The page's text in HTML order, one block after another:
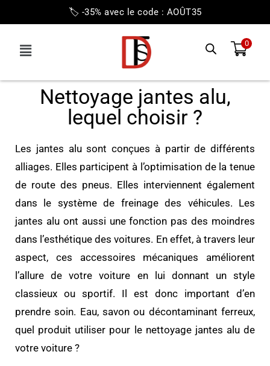
🏷️ -35% avec le code : AOÛT35
0
Nettoyage jantes alu,
lequel choisir ?
Les jantes alu sont conçues à partir de différents
alliages. Elles participent à l’optimisation de la tenue
de route des pneus. Elles interviennent également
dans le système de freinage des véhicules. Les
jantes alu ont aussi une fonction pas des moindres
dans l’esthétique des voitures. En effet, à travers leur
aspect, ces accessoires mécaniques améliorent
l’allure de votre voiture en lui donnant un style
classieux ou sportif. Il est donc important d’en
prendre soin. Eau, savon ou décontaminant ferreux,
quel produit utiliser pour le nettoyage jantes alu de
votre voiture ?